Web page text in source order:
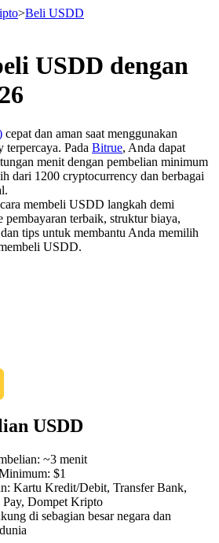
USDT sebagai jaminannya
logam mulia, dan komoditas
>Beli USDD
USDD dengan
cepat dan aman saat menggunakan
terpercaya. Pada Bitrue, Anda dapat
menit dengan pembelian minimum
dari 1200 cryptocurrency dan berbagai
membeli USDD langkah demi
pembayaran terbaik, struktur biaya,
tips untuk membantu Anda memilih
USDD.
USDD
: ~3 menit
: $1
: Kartu Kredit/Debit, Transfer Bank,
Dompet Kripto
di sebagian besar negara dan